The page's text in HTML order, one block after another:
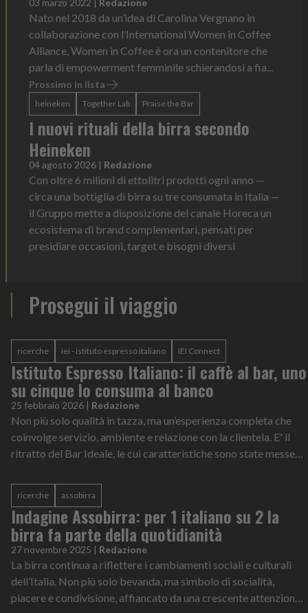
03 marzo 2022 Redazione
Nato nel 2018 da un’idea di Carolina Vergnano in
collaborazione con l’International Women in Coffee
Alliance, Women in Coffee è ora un contenitore che
parla di empowerment femminile schierandosi a fia...
Prossimo in lista
heineken Together Lab Praise the Bar
I nuovi rituali della birra secondo
Heineken
04 agosto 2026 | Redazione
Con oltre 6 milioni di ettolitri prodotti ogni anno —
circa una bottiglia di birra su tre consumata in Italia —
il Gruppo mette a disposizione del canale Horeca un
ecosistema di brand complementari, pensati per
presidiare occasioni, target e bisogni diversi
Prosegui il viaggio
ricerche iei - istituto espresso italiano IEI Connect
Istituto Espresso Italiano: il caffè al bar, uno
su cinque lo consuma al banco
25 febbraio 2026 | Redazione
Non più solo qualità in tazza, ma un’esperienza completa che
coinvolge servizio, ambiente e relazione con la clientela. E' il
ritratto del Bar Ideale, le cui caratteristiche sono state messe
ricerche assobirra
Indagine Assobirra: per 1 italiano su 2 la
birra fa parte della quotidianità
27 novembre 2025 | Redazione
La birra continua a riflettere i cambiamenti sociali e culturali
dell’Italia. Non più solo bevanda, ma simbolo di socialità,
piacere e condivisione, affiancato da una crescente attenzione